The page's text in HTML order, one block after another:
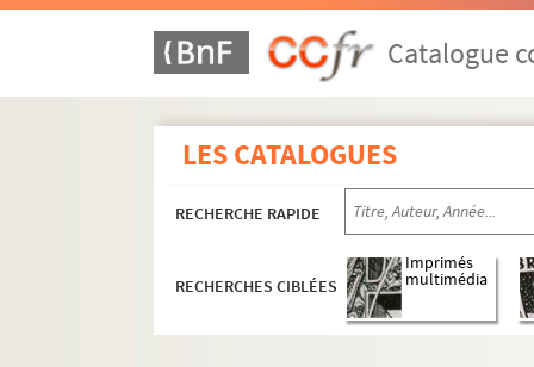
Catalogue
LES CATALOGUES
RECHERCHE RAPIDE
RECHERCHES CIBLÉES
Imprimés
multimédia